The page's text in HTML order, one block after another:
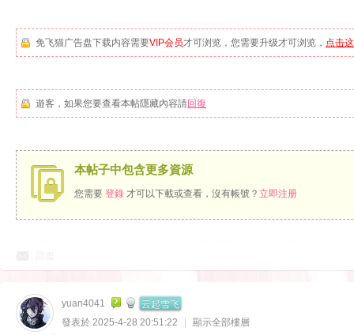
免飞猫广告盘下载内容需要VIP会员才可浏览，您需要升级才可浏览， 点击
遊客，如果您要查看本帖隱藏內容請回復
本帖子中包含更多資源
您需要 登錄 才可以下載或查看，沒有帳號？ 立即注册
yuan4041 云起雪飞
發表於 2025-4-28 20:51:22 顯示全部樓層